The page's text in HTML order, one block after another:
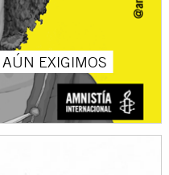
EXIGIMOS